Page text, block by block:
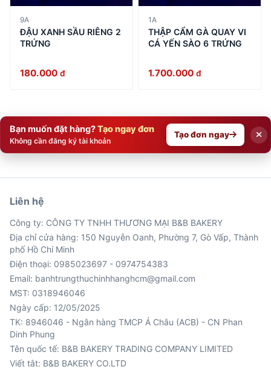
9A
ĐẬU XANH SẦU RIÊNG 2
TRỨNG
180.000 đ
1A
THẬP CẨM GÀ QUAY VI
CÁ YẾN SÀO 6 TRỨNG
1.700.000 đ
Bạn muốn đặt hàng?Tạo ngay đơn
Không cần đăng ký tài khoản
Tạo đơn ngay
Liên hệ
Công ty: CÔNG TY TNHH THƯƠNG MẠI B&B BAKERY
Địa chỉ cửa hàng: 150 Nguyễn Oanh, Phường 7, Gò Vấp, Thành
phố Hồ Chí Minh
Điện thoại: 0985023697 - 0974754383
Email: banhtrungthuchinhhanghcm@gmail.com
MST: 0318946046
Ngày cấp: 12/05/2025
TK: 8946046 - Ngân hàng TMCP Á Châu (ACB) - CN Phan
Viết tắt: B&B BAKERY CO.LTD